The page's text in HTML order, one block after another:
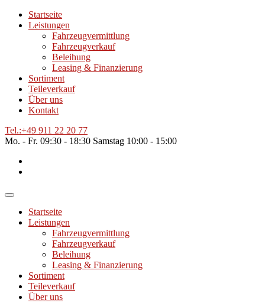
Startseite
Leistungen
Fahrzeugvermittlung
Fahrzeugverkauf
Beleihung
Leasing & Finanzierung
Sortiment
Teileverkauf
Über uns
Kontakt
Tel.:+49 911 22 20 77
Mo. - Fr. 09:30 - 18:30 Samstag 10:00 - 15:00
Startseite
Leistungen
Fahrzeugvermittlung
Fahrzeugverkauf
Beleihung
Leasing & Finanzierung
Sortiment
Teileverkauf
Über uns